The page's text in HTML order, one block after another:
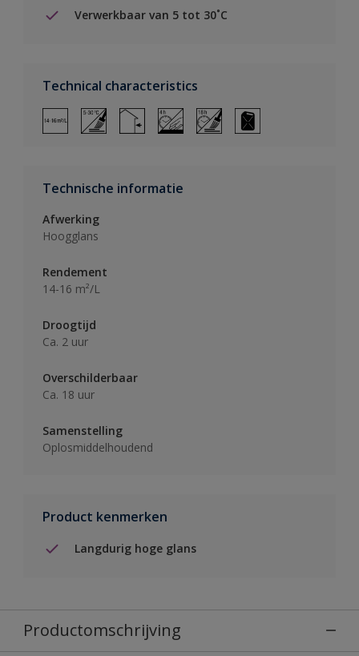
Verwerkbaar van 5 tot 30˚C
Technical characteristics
Technische informatie
Afwerking
Hoogglans
Rendement
14-16 m²/L
Droogtijd
Ca. 2 uur
Overschilderbaar
Ca. 18 uur
Samenstelling
Oplosmiddelhoudend
Product kenmerken
Langdurig hoge glans
Productomschrijving